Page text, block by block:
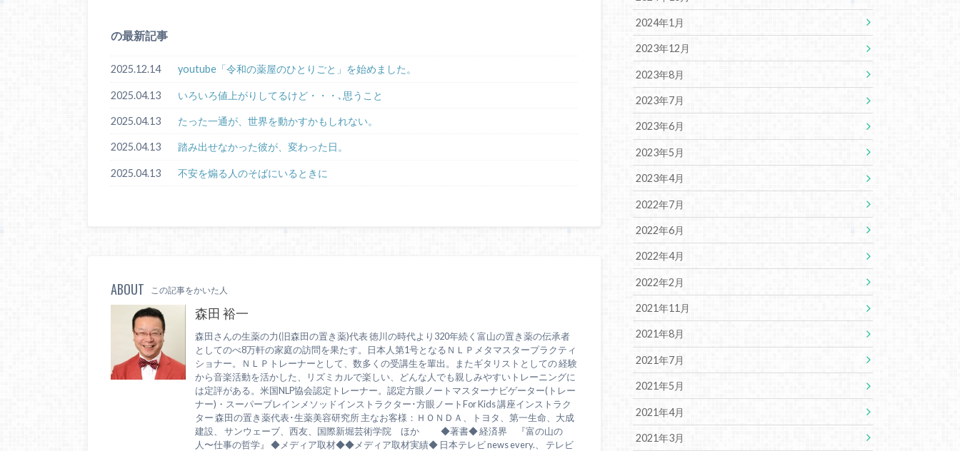
の最新記事
2025.12.14 youtube「令和の薬屋のひとりごと」を始めました。
2025.04.13 いろいろ値上がりしてるけど・・・､思うこと
2025.04.13 たった一通が、世界を動かすかもしれない。
2025.04.13 踏み出せなかった彼が、変わった日。
2025.04.13 不安を煽る人のそばにいるときに
ABOUT この記事をかいた人
森田 裕一
森田さんの生薬の力(旧森田の置き薬)代表 徳川の時代より320年続く富山の置き薬の伝承者
としてのべ8万軒の家庭の訪問を果たす。日本人第1号となるＮＬＰメタマスタープラクティ
ショナー。ＮＬＰトレーナーとして、数多くの受講生を輩出。またギタリストとしての 経験
から音楽活動を活かした、リズミカルで楽しい、どんな人でも親しみやすいトレーニングに
は定評がある。米国NLP協会認定トレーナー。認定方眼ノートマスターナビゲーター(トレー
ナー)・スーパーブレインメソッドインストラクター･方眼ノートFor Kids 講座インストラク
ター 森田の置き薬代表･生薬美容研究所 主なお客様：ＨＯＮＤＡ、トヨタ、第一生命、大成
建設、 サンウェーブ、西友、国際新堀芸術学院 ほか ◆著書◆ 経済界 『富の山の
人〜仕事の哲学』 ◆メディア取材◆◆メディア取材実績◆ 日本テレビ news every.、 テレビ
2024年1月
2023年12月
2023年8月
2023年7月
2023年6月
2023年5月
2023年4月
2022年7月
2022年6月
2022年4月
2022年2月
2021年11月
2021年8月
2021年7月
2021年5月
2021年4月
2021年3月